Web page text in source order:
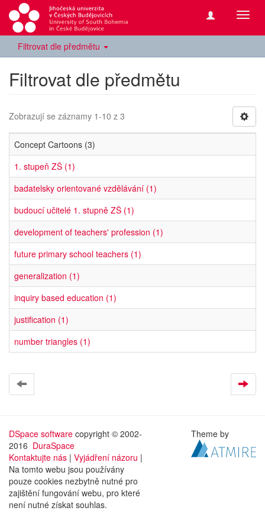
Filtrovat dle předmětu
Filtrovat dle předmětu
Zobrazují se záznamy 1-10 z 3
Concept Cartoons (3)
1. stupeň ZŠ (1)
badatelsky orientované vzdělávání (1)
budoucí učitelé 1. stupně ZŠ (1)
development of teachers' profession (1)
future primary school teachers (1)
generalization (1)
inquiry based education (1)
justification (1)
number triangles (1)
DSpace software copyright © 2002-
2016 DuraSpace
Kontaktujte nás | Vyjádření názoru |
Na tomto webu jsou používány
pouze cookies nezbytně nutné pro
zajištění fungování webu, pro které
není nutné získat souhlas.
Theme by